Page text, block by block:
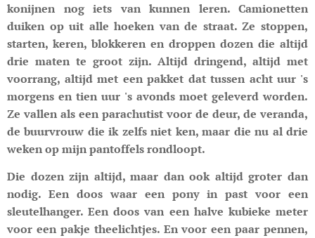
konijnen nog iets van kunnen leren. Camionetten
duiken op uit alle hoeken van de straat. Ze stoppen,
starten, keren, blokkeren en droppen dozen die altijd
drie maten te groot zijn. Altijd dringend, altijd met
voorrang, altijd met een pakket dat tussen acht uur 's
morgens en tien uur 's avonds moet geleverd worden.
Ze vallen als een parachutist voor de deur, de veranda,
de buurvrouw die ik zelfs niet ken, maar die nu al drie
weken op mijn pantoffels rondloopt.
Die dozen zijn altijd, maar dan ook altijd groter dan
nodig. Een doos waar een pony in past voor een
sleutelhanger. Een doos van een halve kubieke meter
voor een pakje theelichtjes. En voor een paar pennen,